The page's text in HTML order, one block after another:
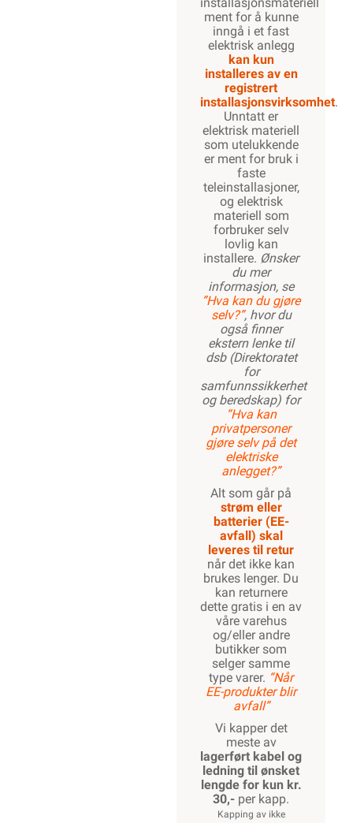
ment for å kunne
inngå i et fast
elektrisk anlegg
kan kun
installeres av en
registrert
installasjonsvirksomhet.
Unntatt er
elektrisk materiell
som utelukkende
er ment for bruk i
faste
teleinstallasjoner,
og elektrisk
materiell som
forbruker selv
lovlig kan
installere. Ønsker
du mer
informasjon, se
”Hva kan du gjøre
selv?”, hvor du
også finner
ekstern lenke til
dsb (Direktoratet
for
samfunnssikkerhet
og beredskap) for
“Hva kan
privatpersoner
gjøre selv på det
elektriske
anlegget?”
Alt som går på
strøm eller
batterier (EE-
avfall) skal
leveres til retur
når det ikke kan
brukes lenger. Du
kan returnere
dette gratis i en av
våre varehus
og/eller andre
butikker som
selger samme
type varer. “Når
EE-produkter blir
avfall”
Vi kapper det
meste av
lagerført kabel og
ledning til ønsket
lengde for kun kr.
30,- per kapp.
Kapping av ikke